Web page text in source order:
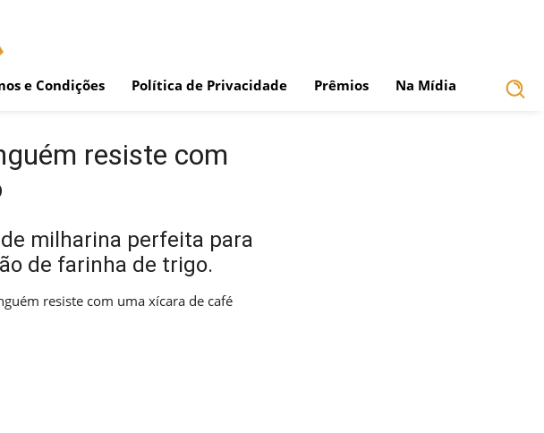
e Condições Política de Privacidade Prêmios Na Mídia
resiste com
milharina perfeita para
de farinha de trigo.
resiste com uma xícara de café